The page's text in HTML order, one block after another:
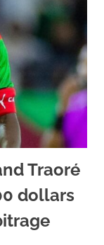
Traoré
dollars